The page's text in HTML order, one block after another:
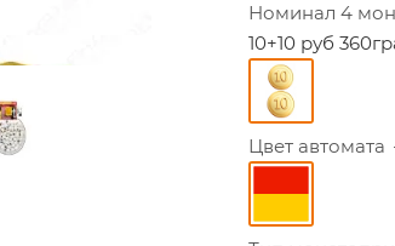
Номинал 4
10+10 руб
Цвет автомата